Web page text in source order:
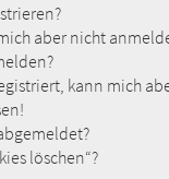
aber nicht
kann mich
löschen“?